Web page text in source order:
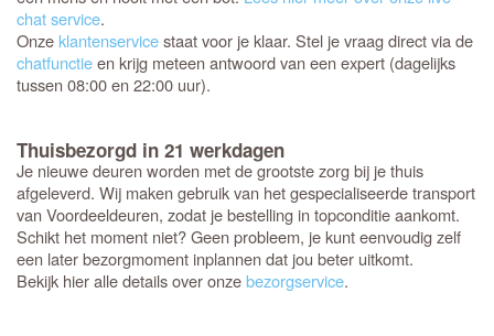
chat service.
Onzeklantenservicestaat voor je klaar. Stel je vraag direct via de
chatfunctieen krijg meteen antwoord van een expert (dagelijks
tussen 08:00 en 22:00 uur).
Thuisbezorgd in 21 werkdagen
Je nieuwe deuren worden met de grootste zorg bij je thuis
afgeleverd. Wij maken gebruik van het gespecialiseerde transport
van Voordeeldeuren, zodat je bestelling in topconditie aankomt.
Schikt het moment niet? Geen probleem, je kunt eenvoudig zelf
een later bezorgmoment inplannen dat jou beter uitkomt.
Bekijk hier alle details over onzebezorgservice.